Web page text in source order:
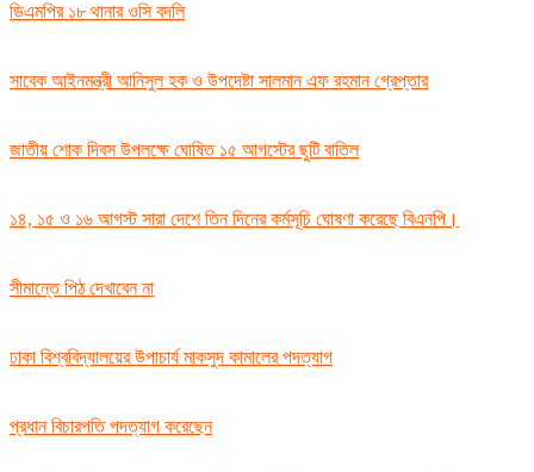
ডিএমপির ১৮ থানার ওসি বদলি
সাবেক আইনমন্ত্রী আনিসুল হক ও উপদেষ্টা সালমান এফ রহমান গ্রেপ্তার
জাতীয় শোক দিবস উপলক্ষে ঘোষিত ১৫ আগস্টের ছুটি বাতিল
১৪, ১৫ ও ১৬ আগস্ট সারা দেশে তিন দিনের কর্মসূচি ঘোষণা করেছে বিএনপি।
সীমান্তে পিঠ দেখাবেন না
ঢাকা বিশ্ববিদ্যালয়ের উপাচার্য মাকসুদ কামালের পদত্যাগ
প্রধান বিচারপতি পদত্যাগ করেছেন